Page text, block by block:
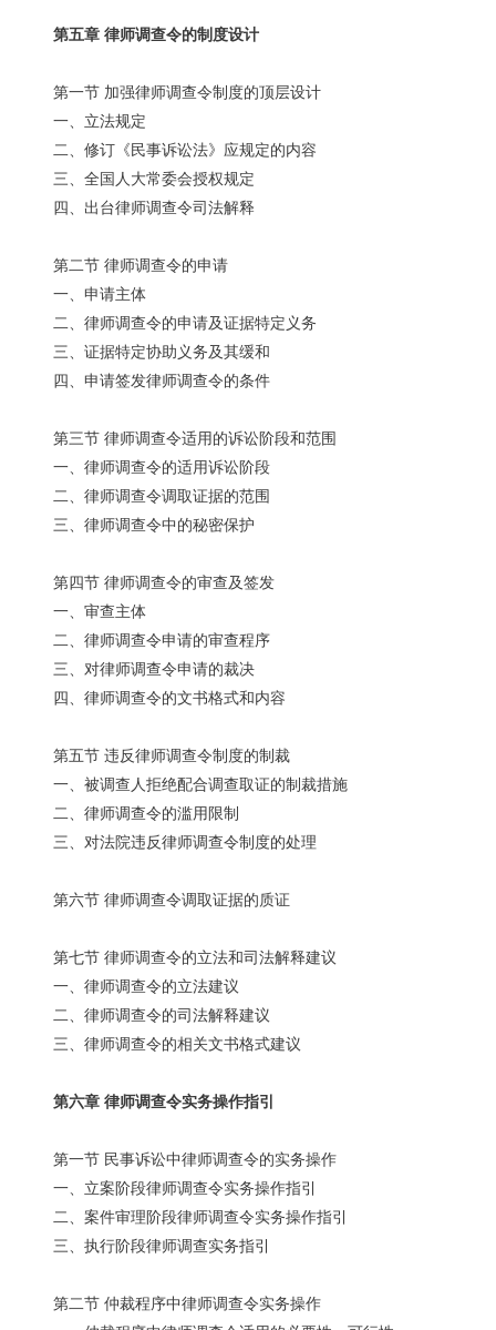
第五章 律师调查令的制度设计
第一节 加强律师调查令制度的顶层设计
一、立法规定
二、修订《民事诉讼法》应规定的内容
三、全国人大常委会授权规定
四、出台律师调查令司法解释
第二节 律师调查令的申请
一、申请主体
二、律师调查令的申请及证据特定义务
三、证据特定协助义务及其缓和
四、申请签发律师调查令的条件
第三节 律师调查令适用的诉讼阶段和范围
一、律师调查令的适用诉讼阶段
二、律师调查令调取证据的范围
三、律师调查令中的秘密保护
第四节 律师调查令的审查及签发
一、审查主体
二、律师调查令申请的审查程序
三、对律师调查令申请的裁决
四、律师调查令的文书格式和内容
第五节 违反律师调查令制度的制裁
一、被调查人拒绝配合调查取证的制裁措施
二、律师调查令的滥用限制
三、对法院违反律师调查令制度的处理
第六节 律师调查令调取证据的质证
第七节 律师调查令的立法和司法解释建议
一、律师调查令的立法建议
二、律师调查令的司法解释建议
三、律师调查令的相关文书格式建议
第六章 律师调查令实务操作指引
第一节 民事诉讼中律师调查令的实务操作
一、立案阶段律师调查令实务操作指引
二、案件审理阶段律师调查令实务操作指引
三、执行阶段律师调查实务指引
第二节 仲裁程序中律师调查令实务操作